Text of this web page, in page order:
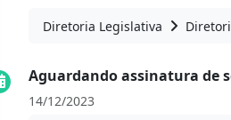
Diretoria Legislativa
Aguardando assinatura de
14/12/2023